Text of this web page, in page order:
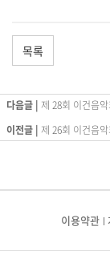
목록
다음글 | 제 28회 이건음
이전글 | 제 26회 이건음
이용약관